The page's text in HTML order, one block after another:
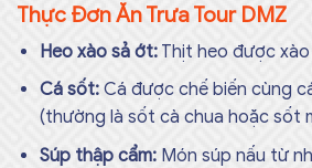
Thực Đơn Ăn Trưa Tour DMZ
Heo xào sả ớt:Thịt heo được
Cá sốt:Cá được chế biến cùng
(thường là sốt cà chua hoặc sốt
Súp thập cẩm:Món súp nấu từ